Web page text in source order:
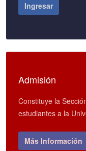
Ingresar
Admisión
Constituye la
estudiantes a la
Más Información